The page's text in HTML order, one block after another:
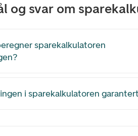
og svar om
sparekalkulatoren
i sparekalkulatoren